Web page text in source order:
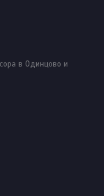
в Одинцово и